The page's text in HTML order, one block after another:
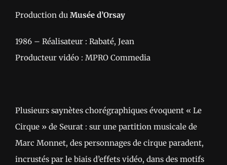
Production du Musée d’Orsay
1986 – Réalisateur : Rabaté, Jean
Producteur vidéo : MPRO Commedia
Plusieurs saynètes chorégraphiques évoquent « Le
Cirque » de Seurat : sur une partition musicale de
Marc Monnet, des personnages de cirque paradent,
incrustés par le biais d’effets vidéo, dans des motifs